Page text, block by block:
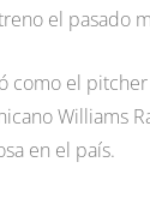
el pasado
como el
Williams
en el país.